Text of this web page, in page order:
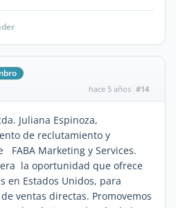
hace 5 años #14
Juliana Espinoza,
de reclutamiento y
FABA Marketing y Services.
la oportunidad que ofrece
en Estados Unidos, para
ventas directas. Promovemos